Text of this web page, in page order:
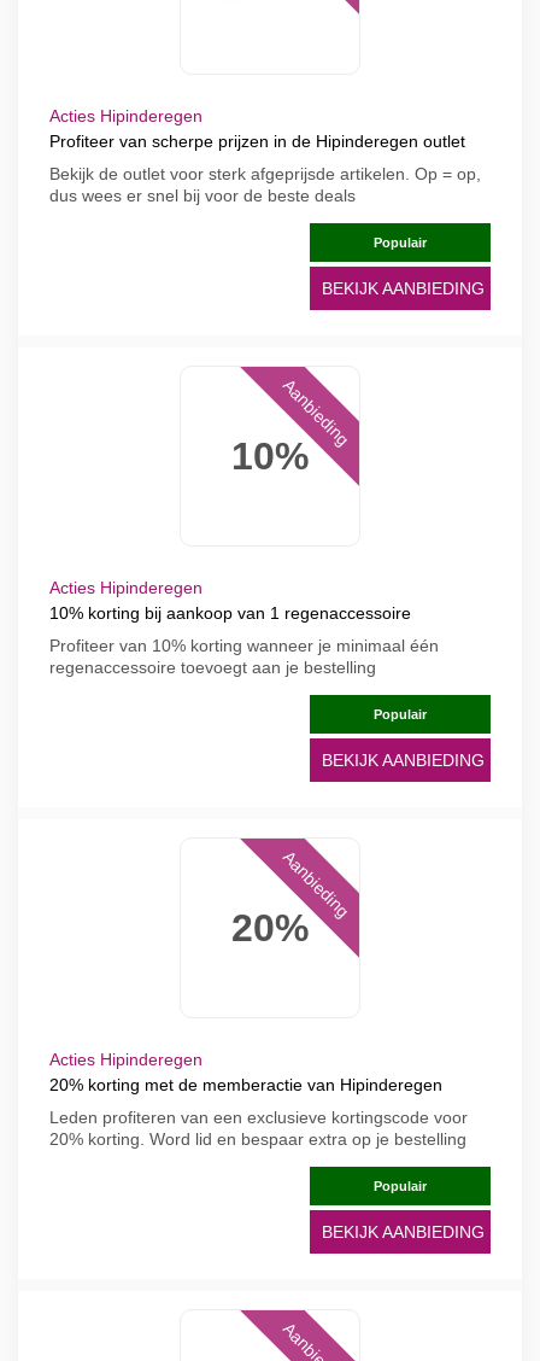
Acties Hipinderegen
Profiteer van scherpe prijzen in de Hipinderegen outlet
Bekijk de outlet voor sterk afgeprijsde artikelen. Op = op,
dus wees er snel bij voor de beste deals
Populair
BEKIJK AANBIEDING
10%
Aanbieding
Acties Hipinderegen
10% korting bij aankoop van 1 regenaccessoire
Profiteer van 10% korting wanneer je minimaal één
regenaccessoire toevoegt aan je bestelling
Populair
BEKIJK AANBIEDING
20%
Aanbieding
Acties Hipinderegen
20% korting met de memberactie van Hipinderegen
Leden profiteren van een exclusieve kortingscode voor
20% korting. Word lid en bespaar extra op je bestelling
Populair
BEKIJK AANBIEDING